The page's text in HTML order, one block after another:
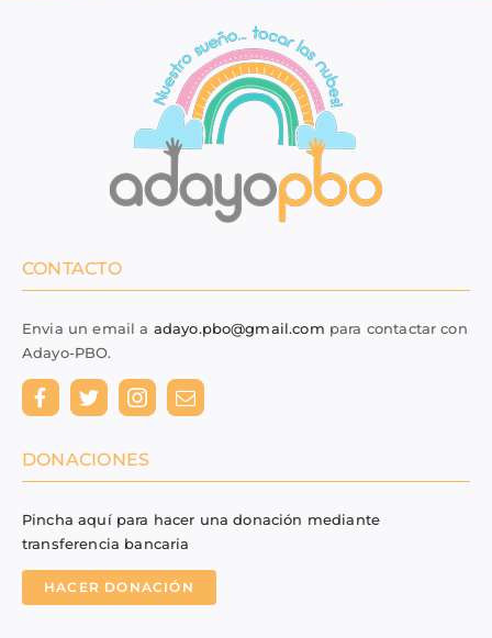
CONTACTO
Envia un email a adayo.pbo@gmail.com para contactar con
Adayo-PBO.
DONACIONES
Pincha aquí para hacer una donación mediante
transferencia bancaria
HACER DONACIÓN